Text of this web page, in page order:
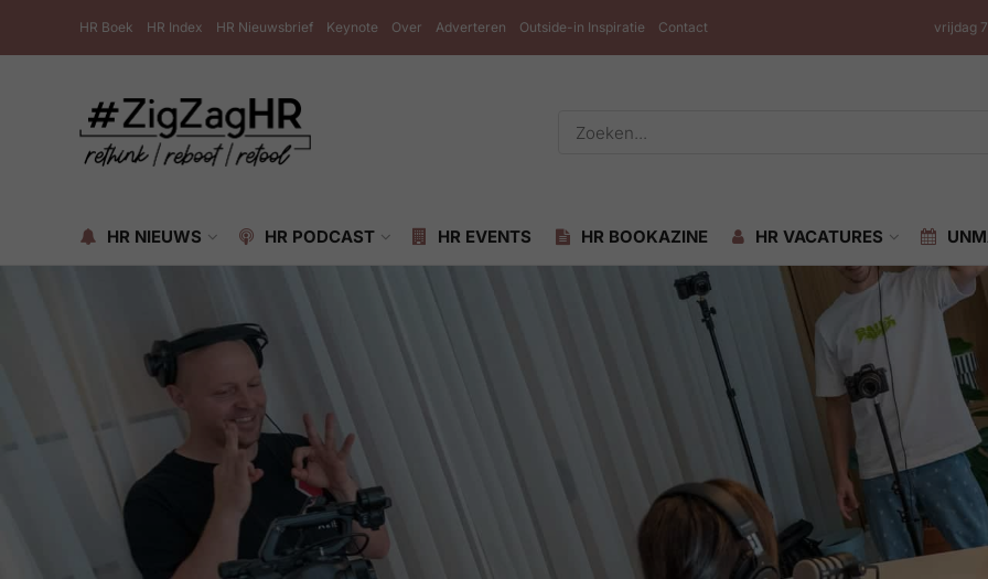
HR Boek HR Index HR Nieuwsbrief Keynote Over Adverteren Outside-in Inspiratie Contact vrijdag
HR NIEUWS HR PODCAST HR EVENTS HR BOOKAZINE HR VACATURES